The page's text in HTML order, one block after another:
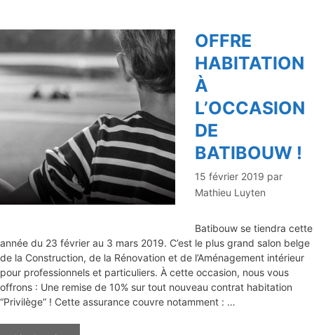
OFFRE
HABITATION
À
L’OCCASION
DE
BATIBOUW !
15 février 2019 par
Mathieu Luyten
Batibouw se tiendra cette
année du 23 février au 3 mars 2019. C’est le plus grand salon belge
de la Construction, de la Rénovation et de l’Aménagement intérieur
pour professionnels et particuliers. À cette occasion, nous vous
offrons : Une remise de 10% sur tout nouveau contrat habitation
“Privilège” ! Cette assurance couvre notamment : …